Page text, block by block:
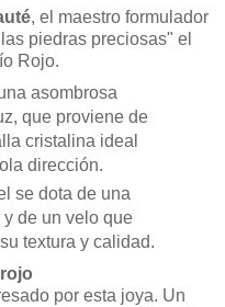
, el maestro formulador
piedras preciosas" el
Rojo.
asombrosa
que proviene de
cristalina ideal
dirección.
se dota de una
de un velo que
textura y calidad.
por esta joya. Un